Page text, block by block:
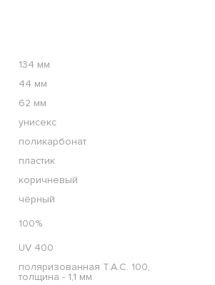
134 мм
44 мм
62 мм
унисекс
поликарбонат
пластик
коричневый
чёрный
100%
UV 400
поляризованная T.A.C. 100,
толщина - 1,1 мм.